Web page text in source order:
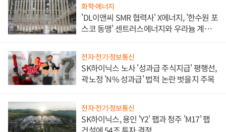
화학·에너지
'DL이앤씨 SMR 협력사' X에너지, '한수원 포
스코 동맹' 센트러스에너지와 우라늄 계약
전자·전기·정보통신
SK하이닉스 노사 '성과급 주식지급' 평행선,
곽노정 'N% 성과급' 법적 논란 벗을지 주목
전자·전기·정보통신
SK하이닉스, 용인 'Y2' 팹과 청주 'M17' 팹